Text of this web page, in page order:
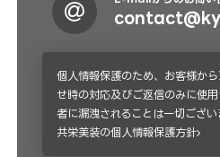
個人情報保護のため、お客様か
せ時の対応及びご返信のみに使
者に漏洩されることは一切ござい
共栄美装の個人情報保護方針